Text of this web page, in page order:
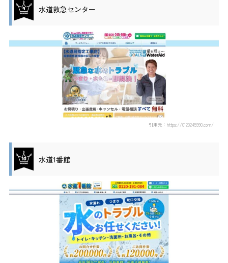
水道救急センター
引用元：https://0120245990.com/
水道1番館